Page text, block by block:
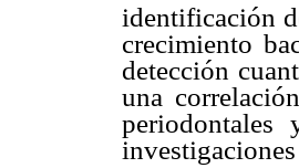
identificación
crecimiento
detección
una